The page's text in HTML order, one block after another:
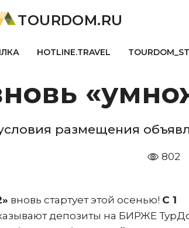
TOURDOM.RU
HOTLINE.TRAVEL
размещения
802
вновь стартует этой осенью! С 1
депозиты на БИРЖЕ